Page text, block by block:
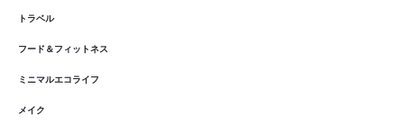
トラベル
フード＆フィットネス
ミニマルエコライフ
メイク